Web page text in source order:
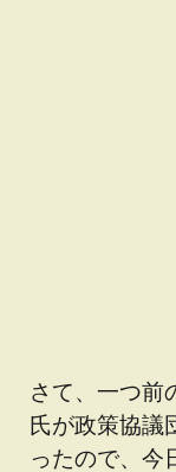
さて、一つ前
氏が政策協議
ったので、今